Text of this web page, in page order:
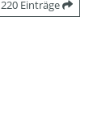
220 Einträge